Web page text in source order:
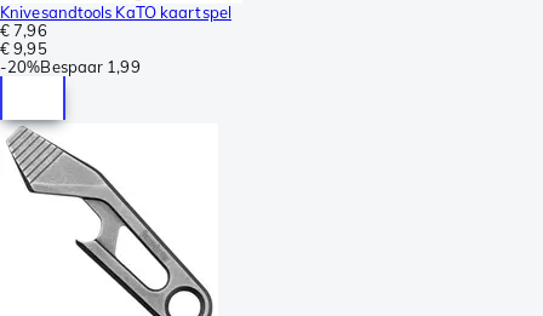
Knivesandtools KaTO kaartspel
€ 7,96
€ 9,95
-20%Bespaar 1,99